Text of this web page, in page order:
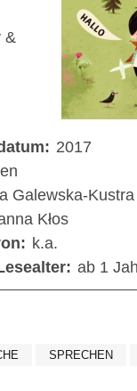
&
2017
Galewska-Kustra
Kłos
k.a.
ab 1
SPRECHEN